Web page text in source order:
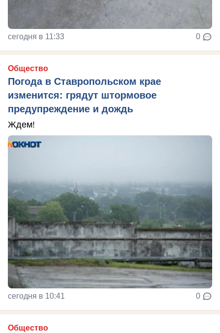
сегодня в 11:33 0
Общество
Погода в Ставропольском крае
изменится: грядут штормовое
предупреждение и дождь
Ждем!
сегодня в 10:41 0
Общество